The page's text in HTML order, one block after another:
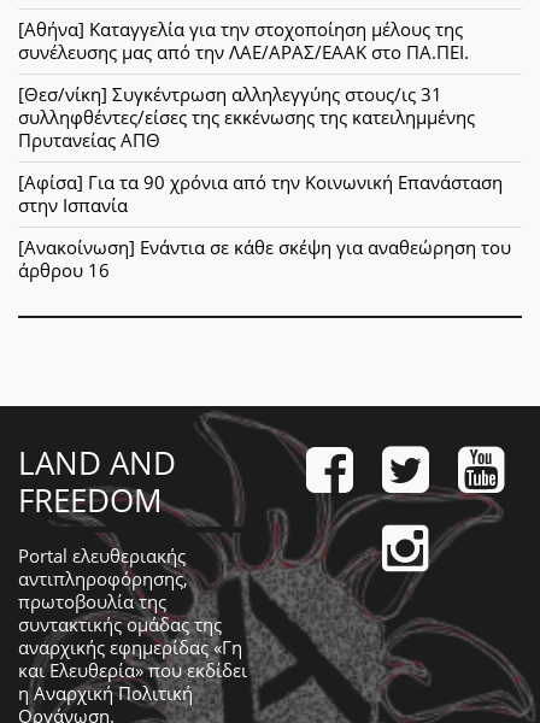
[Αθήνα] Καταγγελία για την στοχοποίηση μέλους της
συνέλευσης μας από την ΛΑΕ/ΑΡΑΣ/ΕΑΑΚ στο ΠΑ.ΠΕΙ.
[Θεσ/νίκη] Συγκέντρωση αλληλεγγύης στους/ις 31
συλληφθέντες/είσες της εκκένωσης της κατειλημμένης
Πρυτανείας ΑΠΘ
[Αφίσα] Για τα 90 χρόνια από την Κοινωνική Επανάσταση
στην Ισπανία
[Ανακοίνωση] Ενάντια σε κάθε σκέψη για αναθεώρηση του
άρθρου 16
LAND AND
FREEDOM
Portal ελευθεριακής
αντιπληροφόρησης,
πρωτοβουλία της
συντακτικής ομάδας της
αναρχικής εφημερίδας «Γη
και Ελευθερία» που εκδίδει
ηΑναρχική Πολιτική
Οργάνωση.